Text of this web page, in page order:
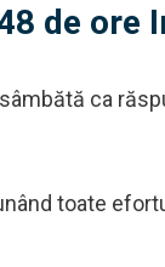
de ore
ca
toate